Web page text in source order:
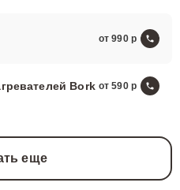
от 990
Bork от 590
еще